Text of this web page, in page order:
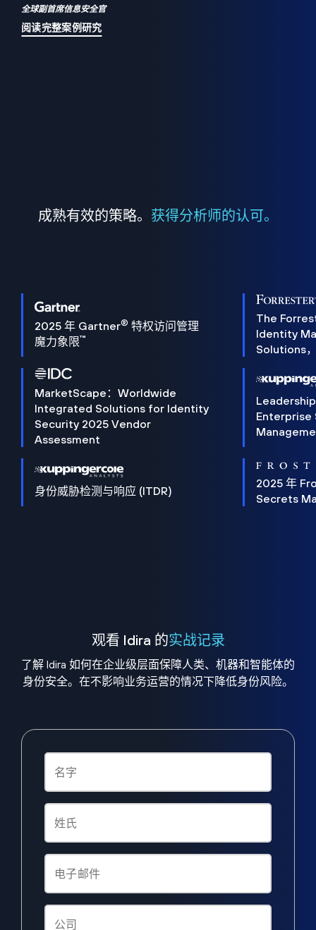
全球副首席信息安全官
阅读完整案例研究
成熟有效的策略。 获得分析师的认可。
2025 年 Gartner® 特权访问管理
魔力象限™
The
Identity
Solutions
MarketScape：Worldwide
Integrated Solutions for Identity
Security 2025 Vendor
Assessment
Enterprise
身份威胁检测与响应 (ITDR)
2025 年
Secrets
观看 Idira 的实战记录
了解 Idira 如何在企业级层面保障人类、机器和智能体的
身份安全。在不影响业务运营的情况下降低身份风险。